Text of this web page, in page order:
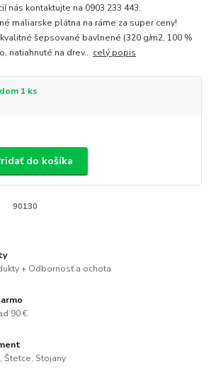
nás kontaktujte na 0903 233 443.
maliarske plátna na ráme za super ceny!
šepsované bavlnené (320 g/m2, 100 %
natiahnuté na drev... celý popis
1 ks
do košíka
90130
+ Odbornosť a ochota
90 €
Štetce, Stojany